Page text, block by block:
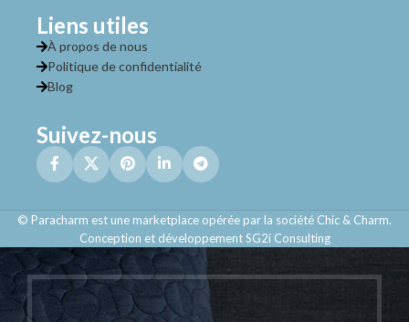
Liens utiles
À propos de nous
Politique de confidentialité
Blog
Suivez-nous
© Paracharm est une marketplace opérée par la société Chic & Charm.
Conception et développement SG2i Consulting